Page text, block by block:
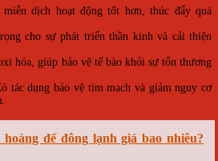
dịch hoạt động tốt hơn, thúc đẩy quá
cho sự phát triển thần kinh và cải thiện
hóa, giúp bảo vệ tế bào khỏi sự tổn thương
tác dụng bảo vệ tim mạch và giảm nguy cơ
hoàng đế đông lạnh giá bao nhiêu?